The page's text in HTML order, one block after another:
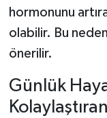
hormonunu
olabilir. Bu
önerilir.
Günlük